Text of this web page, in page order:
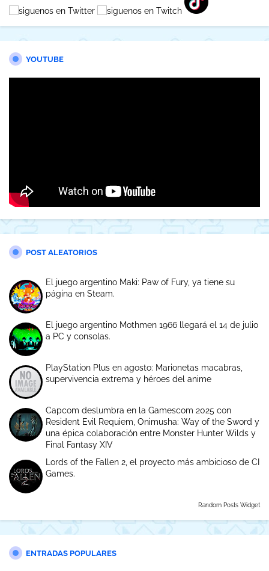
YOUTUBE
POST ALEATORIOS
El juego argentino Maki: Paw of Fury, ya tiene su
página en Steam.
El juego argentino Mothmen 1966 llegará el 14 de julio
a PC y consolas.
PlayStation Plus en agosto: Marionetas macabras,
supervivencia extrema y héroes del anime
Capcom deslumbra en la Gamescom 2025 con
Resident Evil Requiem, Onimusha: Way of the Sword y
una épica colaboración entre Monster Hunter Wilds y
Final Fantasy XIV
Lords of the Fallen 2, el proyecto más ambicioso de CI
Games.
Random Posts Widget
ENTRADAS POPULARES